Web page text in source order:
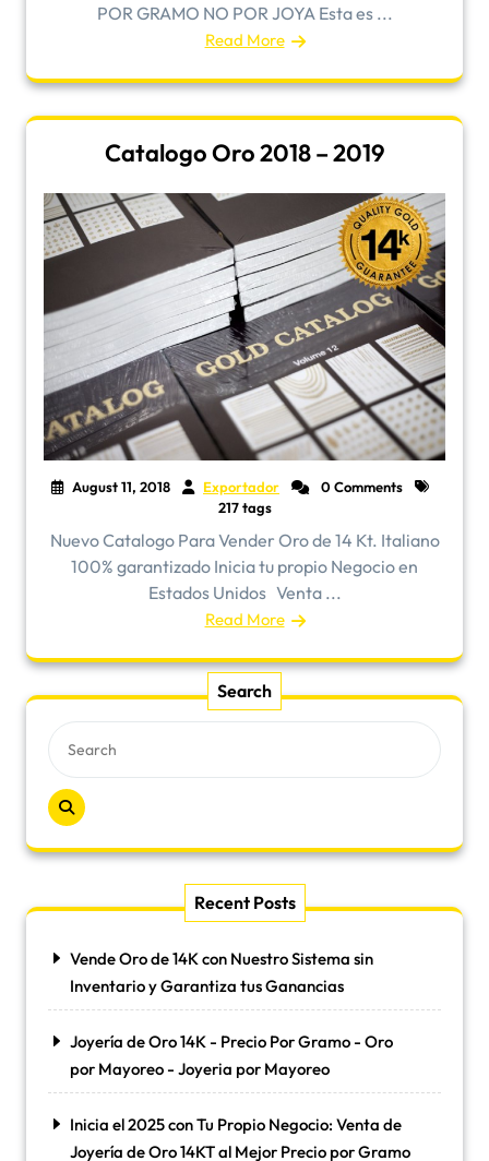
POR GRAMO NO POR JOYA Esta es ...
Read More
Catalogo Oro 2018 – 2019
August 11, 2018 Exportador
0 Comments
217 tags
Nuevo Catalogo Para Vender Oro de 14 Kt. Italiano
100% garantizado Inicia tu propio Negocio en
Estados Unidos Venta ...
Read More
Search
Recent Posts
Vende Oro de 14K con Nuestro Sistema sin
Inventario y Garantiza tus Ganancias
Joyería de Oro 14K - Precio Por Gramo - Oro
por Mayoreo - Joyeria por Mayoreo
Inicia el 2025 con Tu Propio Negocio: Venta de
Joyería de Oro 14KT al Mejor Precio por Gramo